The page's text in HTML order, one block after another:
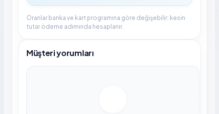
Oranlar banka ve kart programına göre değişebilir; kesin
tutar ödeme adımında hesaplanır.
Müşteri yorumları